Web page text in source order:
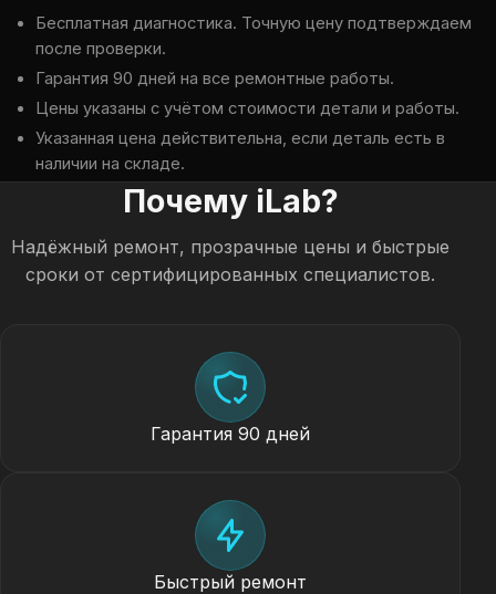
Бесплатная диагностика. Точную цену подтверждаем
после проверки.
Гарантия 90 дней на все ремонтные работы.
Цены указаны с учётом стоимости детали и работы.
Указанная цена действительна, если деталь есть в
наличии на складе.
Почему iLab?
Надёжный ремонт, прозрачные цены и быстрые
сроки от сертифицированных специалистов.
Гарантия 90 дней
Быстрый ремонт